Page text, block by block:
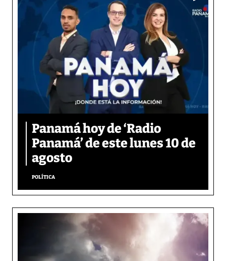
Panamá hoy de ‘Radio
Panamá’ de este lunes 10 de
agosto
POLÍTICA